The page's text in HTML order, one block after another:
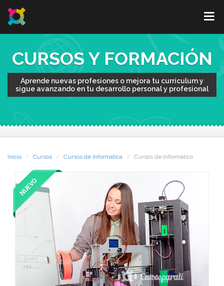
CURSOS Y FORMACIÓN
Aprende nuevas profesiones o mejora tu currículum y
sigue avanzando en tu desarrollo personal y profesional
Inicio Cursos Cursos de Informática Cursos de Informático